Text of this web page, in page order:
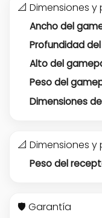
📐 Dimensiones y
Ancho del
Profundidad
Alto del
Peso del
Dimensiones
📐 Dimensiones
Peso del
🛡️ Garantía